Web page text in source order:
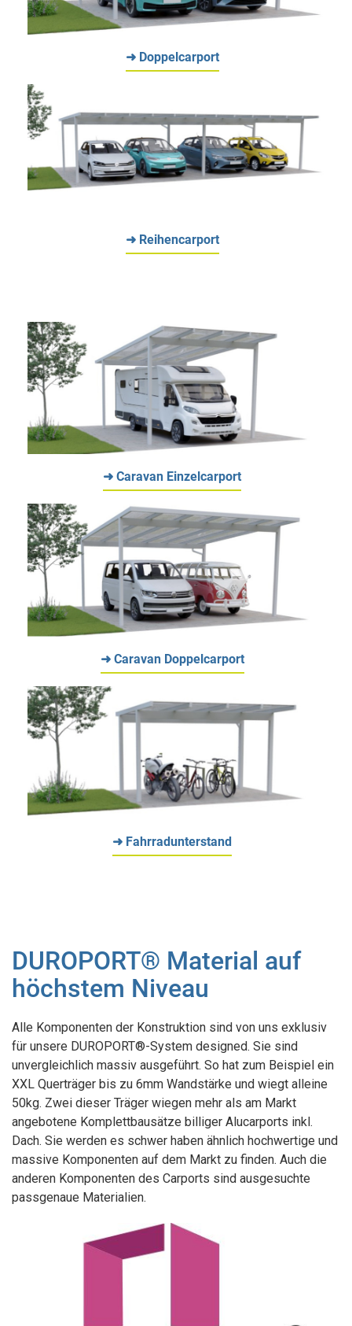
➜ Doppelcarport
➜ Reihencarport
➜ Caravan Einzelcarport
➜ Caravan Doppelcarport
➜ Fahrradunterstand
DUROPORT® Material auf
höchstem Niveau
Alle Komponenten der Konstruktion sind von uns exklusiv
für unsere DUROPORT®-System designed. Sie sind
unvergleichlich massiv ausgeführt. So hat zum Beispiel ein
XXL Querträger bis zu 6mm Wandstärke und wiegt alleine
50kg. Zwei dieser Träger wiegen mehr als am Markt
angebotene Komplettbausätze billiger Alucarports inkl.
Dach. Sie werden es schwer haben ähnlich hochwertige und
massive Komponenten auf dem Markt zu finden. Auch die
anderen Komponenten des Carports sind ausgesuchte
passgenaue Materialien.